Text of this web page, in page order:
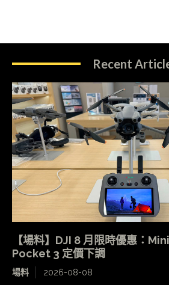
Recent
【場料】DJI 8 月限時優惠：
Pocket 3 定價下調
場料 2026-08-08